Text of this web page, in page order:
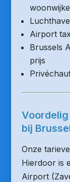
Airport
Brussels
prijs
bij
Onze
Hierdoor is
Airport